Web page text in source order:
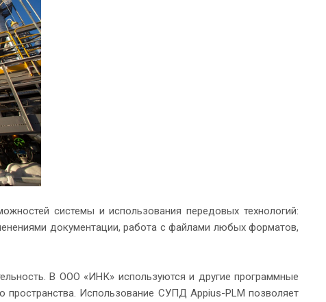
системы и использования передовых технологий:
документации, работа с файлами любых форматов,
В ООО «ИНК» используются и другие программные
Использование СУПД Appius-PLM позволяет